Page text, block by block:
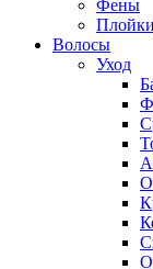
Фены
Плойки
Волосы
Уход